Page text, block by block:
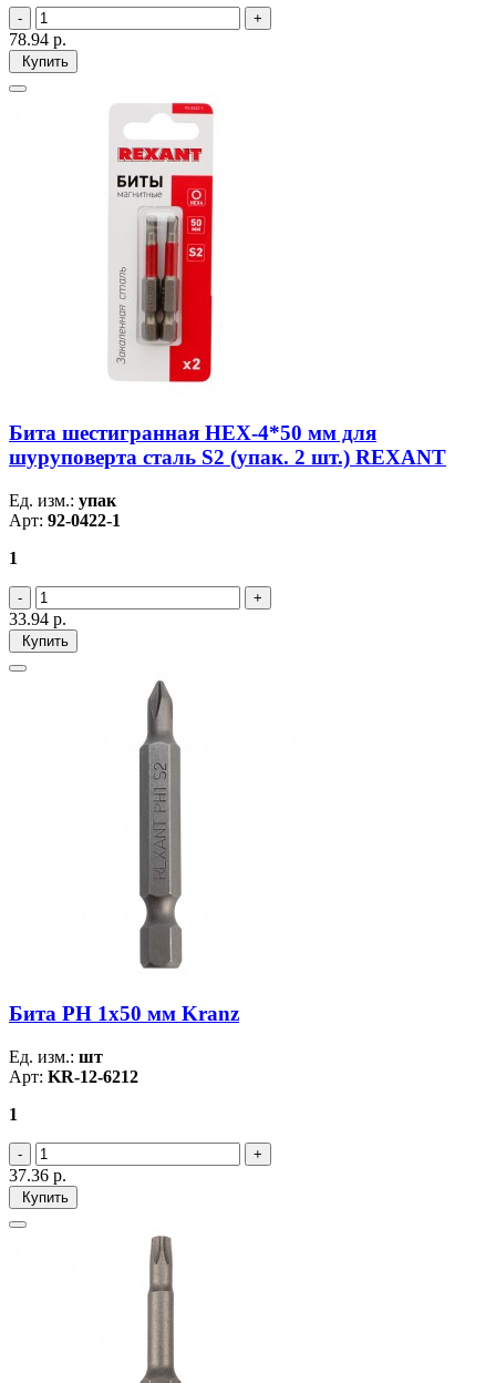
78.94 р.
Купить
Бита шестигранная HEX-4*50 мм для
шуруповерта сталь S2 (упак. 2 шт.) REXANT
Ед. изм.: упак
Арт: 92-0422-1
1
33.94 р.
Купить
Бита PH 1x50 мм Kranz
Ед. изм.: шт
Арт: KR-12-6212
1
37.36 р.
Купить